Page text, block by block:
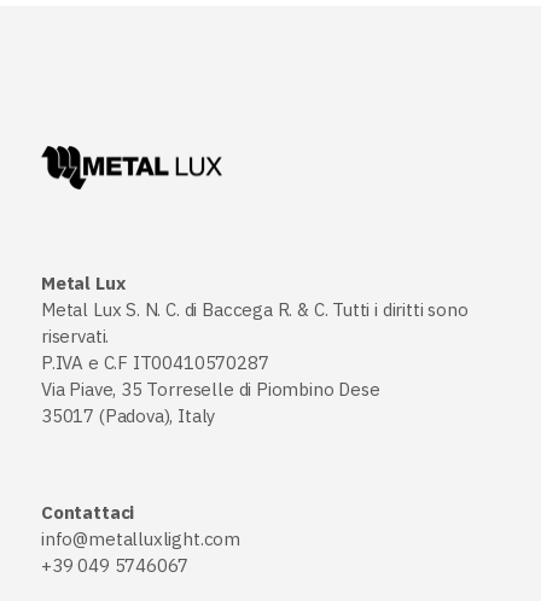
Metal Lux
Metal Lux S. N. C. di Baccega R. & C. Tutti i diritti sono
riservati.
P.IVA e C.F IT00410570287
Via Piave, 35 Torreselle di Piombino Dese
35017 (Padova), Italy
Contattaci
info@metalluxlight.com
+39 049 5746067